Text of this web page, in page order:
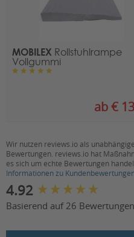
MOBILEX Rollstuhlrampe
Vollgummi
ab €
Wir nutzen reviews.io als
Bewertungen. reviews.io hat
es sich um echte Bewertungen
Informationen zu
4.92
Basierend auf 26 Bewertungen
New content loaded